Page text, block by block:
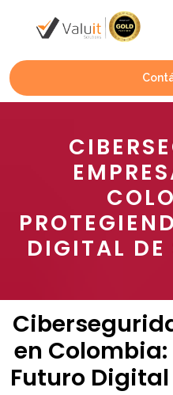
DIGITAL DE
en
Futuro